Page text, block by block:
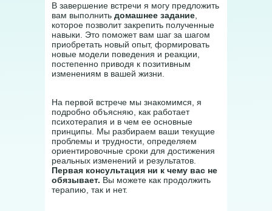
В завершение встречи я могу предложить
вам выполнить домашнее задание
которое позволит закрепить полученные
навыки. Это поможет вам шаг за шагом
приобретать новый опыт, формировать
новые модели поведения и реакции,
постепенно приводя к позитивным
изменениям в вашей жизни.
На первой встрече мы знакомимся, я
подробно объясняю, как работает
психотерапия и в чем ее основные
принципы. Мы разбираем ваши текущие
проблемы и трудности, определяем
ориентировочные сроки для достижения
реальных изменений и результатов.
Первая консультация ни к чему вас не
обязывает. Вы можете как продолжить
терапию, так и нет.